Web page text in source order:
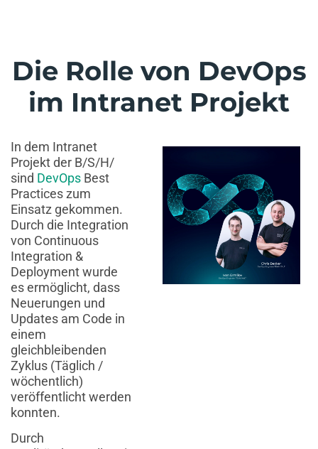
Die Rolle von DevOps
im Intranet Projekt
In dem Intranet
Projekt der B/S/H/
sind DevOps Best
Practices zum
Einsatz gekommen.
Durch die Integration
von Continuous
Integration &
Deployment wurde
es ermöglicht, dass
Neuerungen und
Updates am Code in
einem
gleichbleibenden
Zyklus (Täglich /
wöchentlich)
veröffentlicht werden
konnten.
Durch